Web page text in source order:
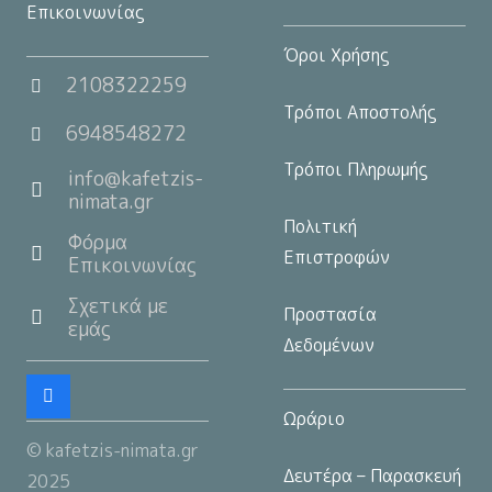
Επικοινωνίας
2108322259
6948548272
info@kafetzis-
nimata.gr
Φόρμα
Επικοινωνίας
Σχετικά με
εμάς
© kafetzis-nimata.gr
2025
Όροι Χρήσης
Τρόποι Αποστολής
Τρόποι Πληρωμής
Πολιτική
Επιστροφών
Προστασία
Δεδομένων
Ωράριο
Δευτέρα – Παρασκευή